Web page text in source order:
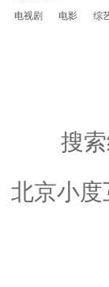
电视剧 电影 综
搜
北京小度